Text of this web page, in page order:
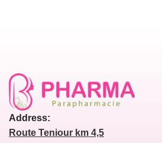
Address:
Route Teniour km 4,5